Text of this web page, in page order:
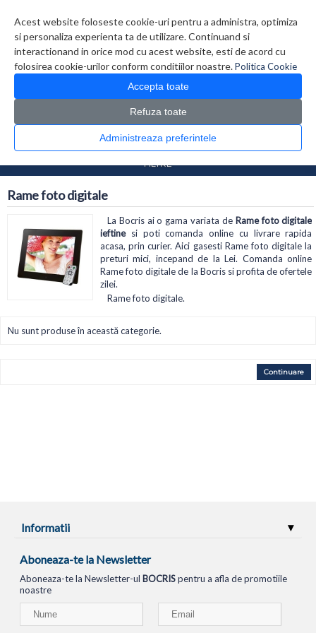
Acest website foloseste cookie-uri pentru a administra, optimiza
si personaliza experienta ta de utilizare. Continuand si
interactionand in orice mod cu acest website, esti de acord cu
folosirea cookie-urilor conform conditiilor noastre.Politica Cookie
Accepta toate
Refuza toate
Administreaza preferintele
0 produs(e)
CATALOG PRODUSE
Foto Video > Rame foto digitale
FILTRE
Rame foto digitale
La Bocris ai o gama variata de Rame foto digitale
ieftinesi poti comanda online cu livrare rapida
acasa, prin curier. Aici gasesti Rame foto digitale la
preturi mici, incepand de la Lei. Comanda online
Rame foto digitale de la Bocris si profita de ofertele
zilei.
Rame foto digitale.
Nu sunt produse în această categorie.
Continuare
Informatii
Aboneaza-te la Newsletter
Aboneaza-te la Newsletter-ul BOCRISpentru a afla de promotiile
noastre